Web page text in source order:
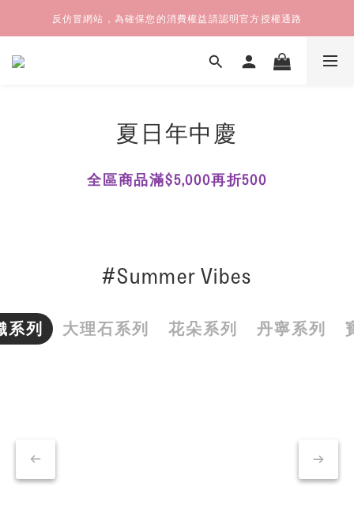
反仿冒網站，為確保您的消費權益請認明官方授權通路
夏日年中慶
全區商品滿$5,000再折500
#Summer Vibes
系列 大理石系列 花朵系列 丹寧系列